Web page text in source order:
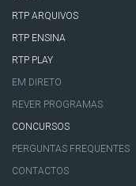
RTP ARQUIVOS
RTP ENSINA
RTP PLAY
EM DIRETO
REVER PROGRAMAS
CONCURSOS
PERGUNTAS FREQUENTES
CONTACTOS